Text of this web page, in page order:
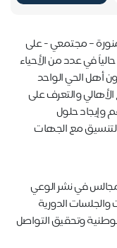
– مجتمعي - على
في عدد من الأحياء
أهل الحي الواحد
والتعرف على
وإيجاد حلول
مع الجهات
في نشر الوعي
الدورية
وتحقيق التواصل